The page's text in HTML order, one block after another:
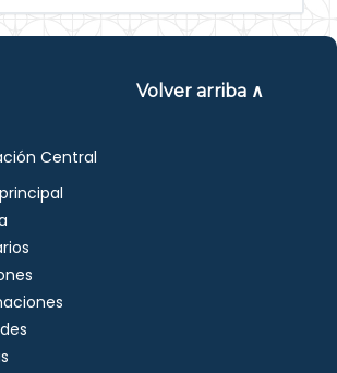
Volver arriba ∧
Central